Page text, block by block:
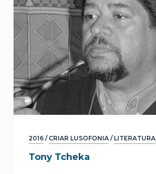
2016/ CRIAR LUSOFONIA/ LITERATURA
Tony Tcheka